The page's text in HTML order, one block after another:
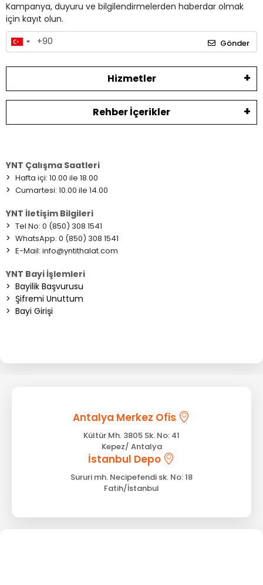
Kampanya, duyuru ve bilgilendirmelerden haberdar olmak
için kayıt olun.
Gönder
Hizmetler
Rehber İçerikler
YNT Çalışma Saatleri
> Hafta içi: 10.00 ile 18.00
> Cumartesi: 10.00 ile 14.00
YNT İletişim Bilgileri
> Tel No: 0 (850) 308 1541
> WhatsApp: 0 (850) 308 1541
> E-Mail: info@yntithalat.com
YNT Bayi İşlemleri
> Bayilik Başvurusu
> Şifremi Unuttum
> Bayi Girişi
Antalya Merkez Ofis
Kültür Mh. 3805 Sk. No: 41
Kepez/ Antalya
İstanbul Depo
Sururi mh. Necipefendi sk. No: 18
Fatih/İstanbul